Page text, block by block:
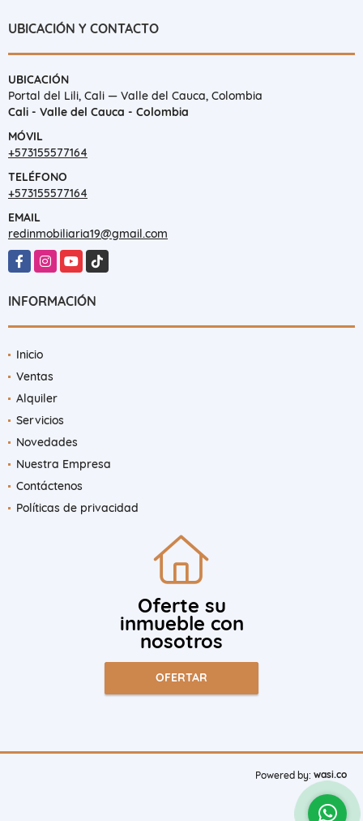
UBICACIÓN Y CONTACTO
UBICACIÓN
Portal del Lili, Cali — Valle del Cauca, Colombia
Cali - Valle del Cauca - Colombia
MÓVIL
+573155577164
TELÉFONO
+573155577164
EMAIL
redinmobiliaria19@gmail.com
FacebookInstagramYouTubeTikTok
INFORMACIÓN
Inicio
Ventas
Alquiler
Servicios
Novedades
Nuestra Empresa
Contáctenos
Políticas de privacidad
Oferte su
inmueble con
nosotros
OFERTAR
Powered by: wasi.co